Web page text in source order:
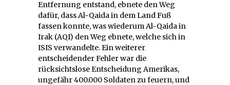
Entfernung entstand, ebnete den Weg
dafür, dass Al-Qaida in dem Land Fuß
fassen konnte, was wiederum Al-Qaida in
Irak (AQI) den Weg ebnete, welche sich in
ISIS verwandelte. Ein weiterer
entscheidender Fehler war die
rücksichtslose Entscheidung Amerikas,
ungefähr 400.000 Soldaten zu feuern, und